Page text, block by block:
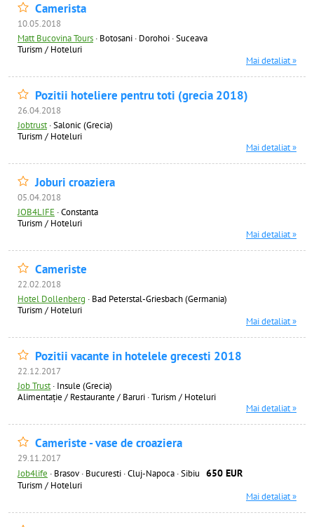
Camerista
10.05.2018
Matt Bucovina Tours · Botosani · Dorohoi · Suceava
Turism / Hoteluri
Mai detaliat »
Pozitii hoteliere pentru toti (grecia 2018)
26.04.2018
Jobtrust ·Salonic (Grecia)
Turism / Hoteluri
Mai detaliat »
Joburi croaziera
05.04.2018
JOB4LIFE ·Constanta
Turism / Hoteluri
Mai detaliat »
Cameriste
22.02.2018
Hotel Dollenberg · Bad Peterstal-Griesbach (Germania)
Turism / Hoteluri
Mai detaliat »
Pozitii vacante in hotelele grecesti 2018
22.12.2017
Job Trust · Insule (Grecia)
Alimentație / Restaurante / Baruri ·Turism / Hoteluri
Mai detaliat »
Cameriste - vase de croaziera
29.11.2017
Job4life · Brasov · Bucuresti · Cluj-Napoca · Sibiu 650 EUR
Turism / Hoteluri
Mai detaliat »